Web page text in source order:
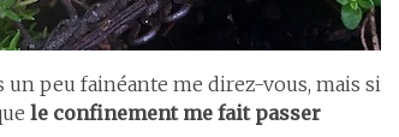
un peu fainéante me direz-vous, mais si
le confinement me fait passer